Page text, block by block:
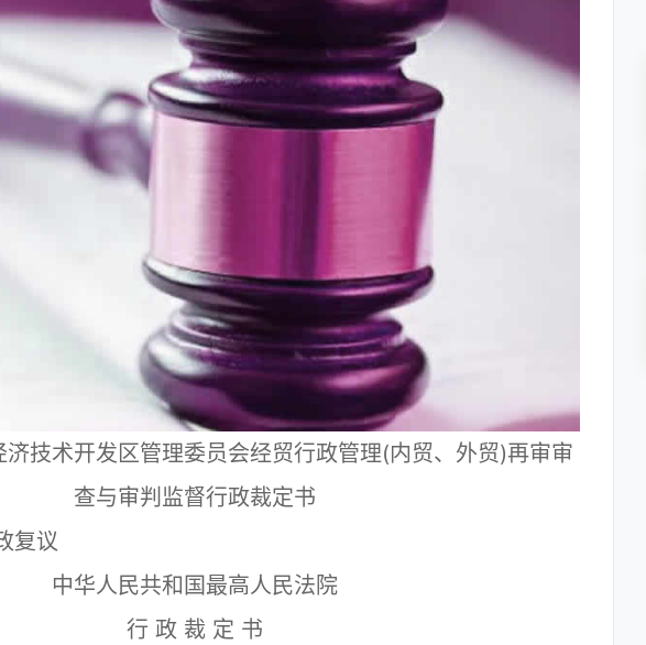
技术开发区管理委员会经贸行政管理(内贸、外贸)再审审
查与审判监督行政裁定书
议
中华人民共和国最高人民法院
行 政 裁 定 书